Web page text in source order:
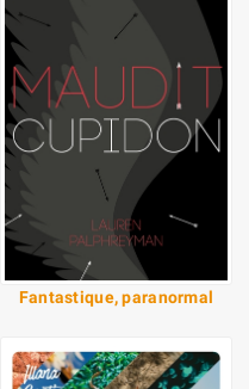
Fantastique, paranormal